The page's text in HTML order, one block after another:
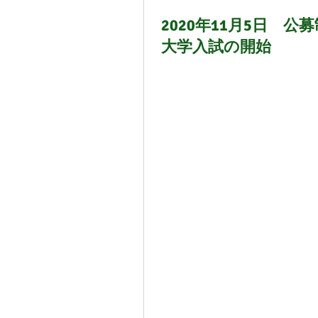
2020年11月5日 公募
大学入試の開始